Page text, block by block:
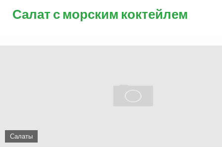
Салат с морским коктейлем
Салаты